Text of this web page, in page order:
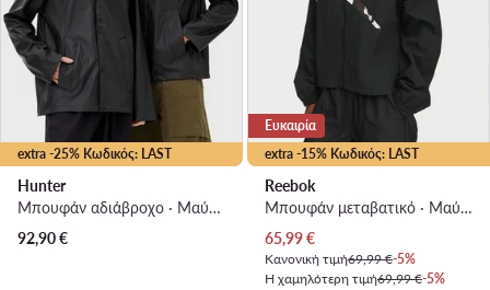
extra -25% Κωδικός: LAST
Hunter
Μπουφάν αδιάβροχο · Μαύρο
92,90€
extra -15% Κωδικός: LAST
Ευκαιρία
Reebok
Μπουφάν μεταβατικό · Μαύρο
Τρέχουσα τιμή
65,99€
Κανονική τιμή69,99 €-5%
Η χαμηλότερη τιμή69,99 €-5%